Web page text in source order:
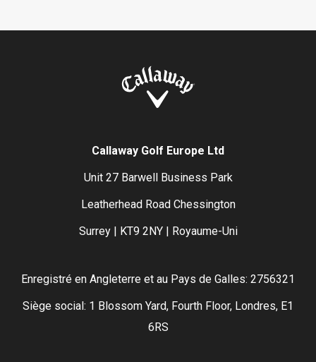
Callaway Golf Europe Ltd
Unit 27 Barwell Business Park
Leatherhead Road Chessington
Surrey | KT9 2NY | Royaume-Uni
Enregistré en Angleterre et au Pays de Galles: 2756321
Siège social: 1 Blossom Yard, Fourth Floor, Londres, E1
6RS